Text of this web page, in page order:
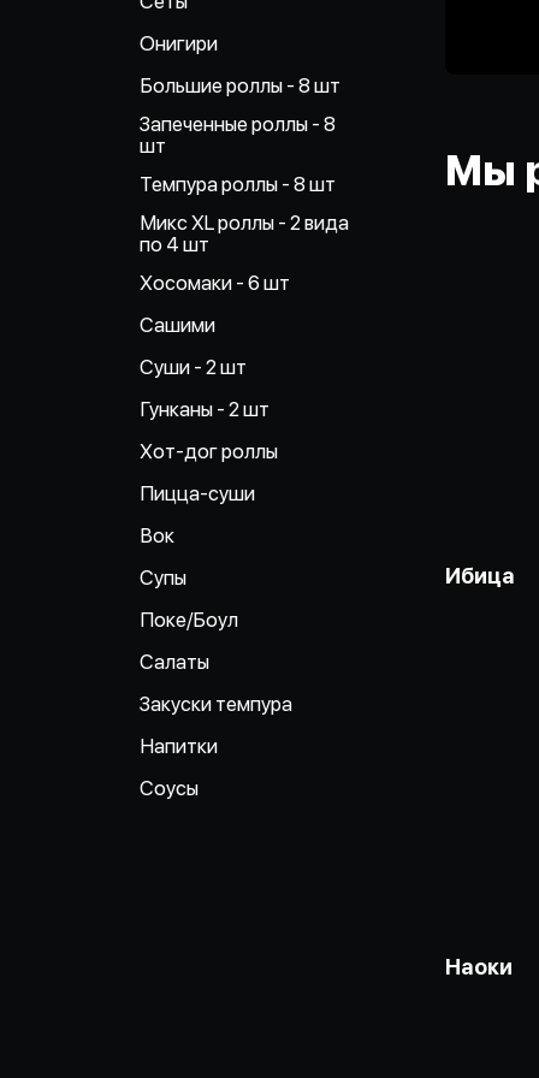
Онигири
Большие роллы - 8 шт
Запеченные роллы - 8
шт
Темпура роллы - 8 шт
Микс XL роллы - 2 вида
по 4 шт
Хосомаки - 6 шт
Сашими
Суши - 2 шт
Гунканы - 2 шт
Хот-дог роллы
Пицца-суши
Вок
Супы
Поке/Боул
Салаты
Закуски темпура
Напитки
Соусы
Мы
Ибица
Наоки